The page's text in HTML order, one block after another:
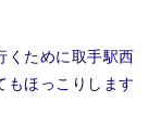
くために取手駅西
もほっこりします